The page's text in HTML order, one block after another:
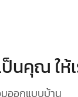
นคุณ ให้
ออกแบบบ้าน